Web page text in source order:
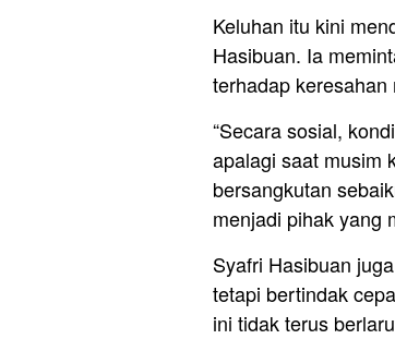
Keluhan itu kini
Hasibuan. Ia
terhadap
“Secara sosial,
apalagi saat musim
bersangkutan
menjadi pihak yang
Syafri Hasibuan
tetapi bertindak
ini tidak terus